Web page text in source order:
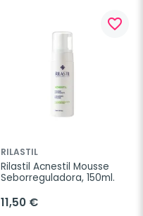
favorite_border
RILASTIL
Rilastil Acnestil Mousse
Seborreguladora, 150ml.
11,50 €